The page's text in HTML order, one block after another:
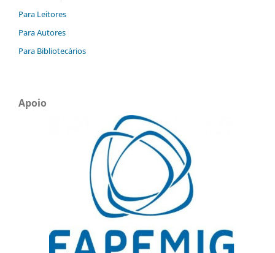
Para Leitores
Para Autores
Para Bibliotecários
Apoio